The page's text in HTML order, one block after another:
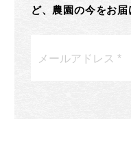
ど、農園の今をお届